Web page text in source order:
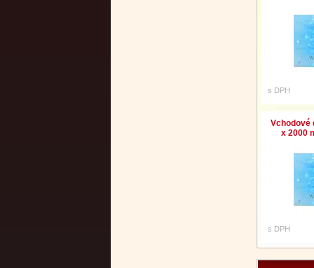
s DPH
Vchodové
x 2000
s DPH